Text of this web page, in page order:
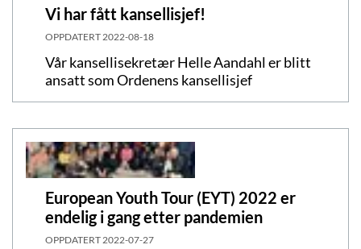
Vi har fått kansellisjef!
OPPDATERT 2022-08-18
Vår kansellisekretær Helle Aandahl er blitt
ansatt som Ordenens kansellisjef
European Youth Tour (EYT) 2022 er
endelig i gang etter pandemien
OPPDATERT 2022-07-27